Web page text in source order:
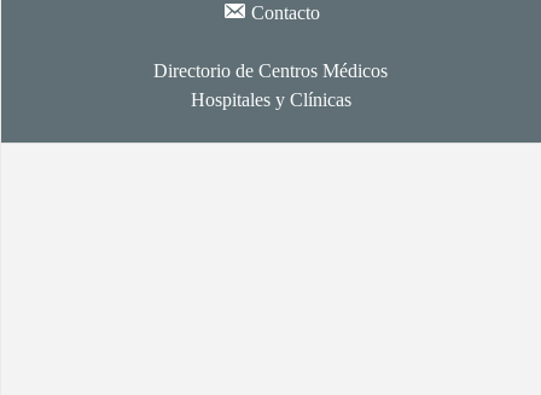
Contacto
Directorio de Centros Médicos
Hospitales y Clínicas